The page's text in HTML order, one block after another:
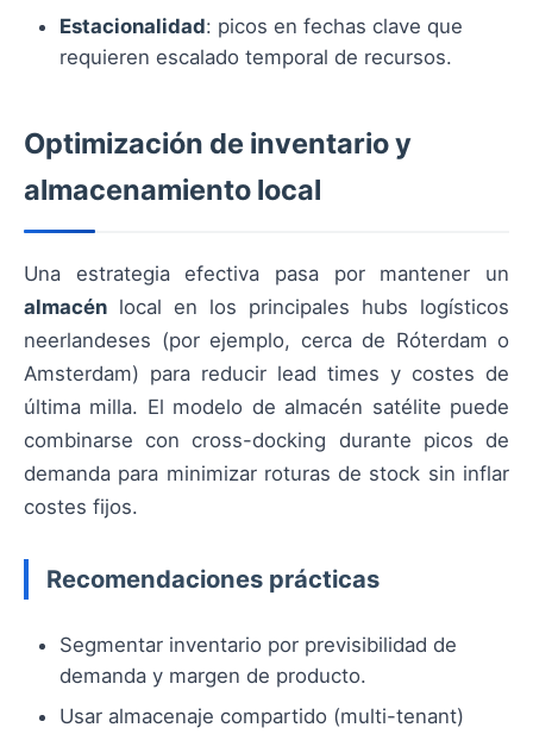
Estacionalidad: picos en fechas clave que
requieren escalado temporal de recursos.
Optimización de inventario y
almacenamiento local
Una estrategia efectiva pasa por mantener un
almacén local en los principales hubs logísticos
neerlandeses (por ejemplo, cerca de Róterdam o
Amsterdam) para reducir lead times y costes de
última milla. El modelo de almacén satélite puede
combinarse con cross-docking durante picos de
demanda para minimizar roturas de stock sin inflar
costes fijos.
Recomendaciones prácticas
Segmentar inventario por previsibilidad de
demanda y margen de producto.
Usar almacenaje compartido (multi-tenant)